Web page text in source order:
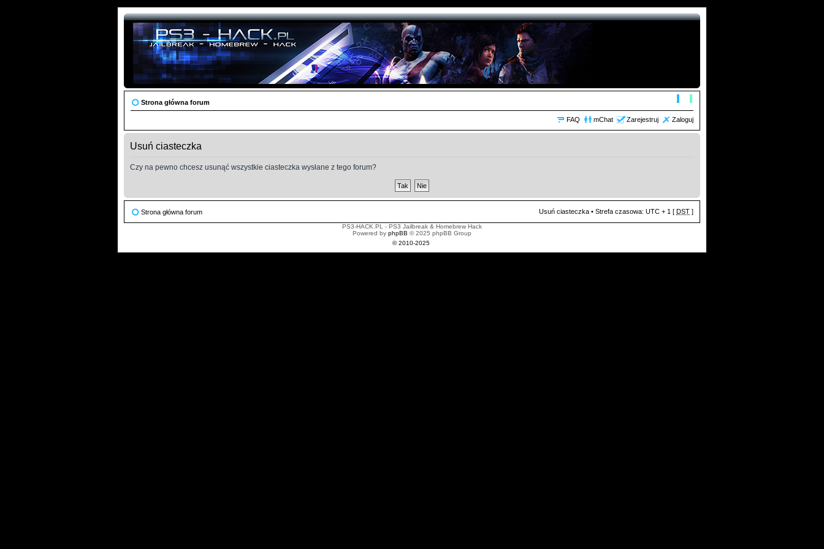
Strona główna forum
FAQ mChat Zarejestruj Zaloguj
Usuń ciasteczka
Czy na pewno chcesz usunąć wszystkie ciasteczka wysłane z tego forum?
Strona główna forum Usuń ciasteczka • Strefa czasowa: UTC + 1 [ DST ]
PS3-HACK.PL - PS3 Jailbreak & Homebrew Hack
Powered by phpBB © 2025 phpBB Group
© 2010-2025